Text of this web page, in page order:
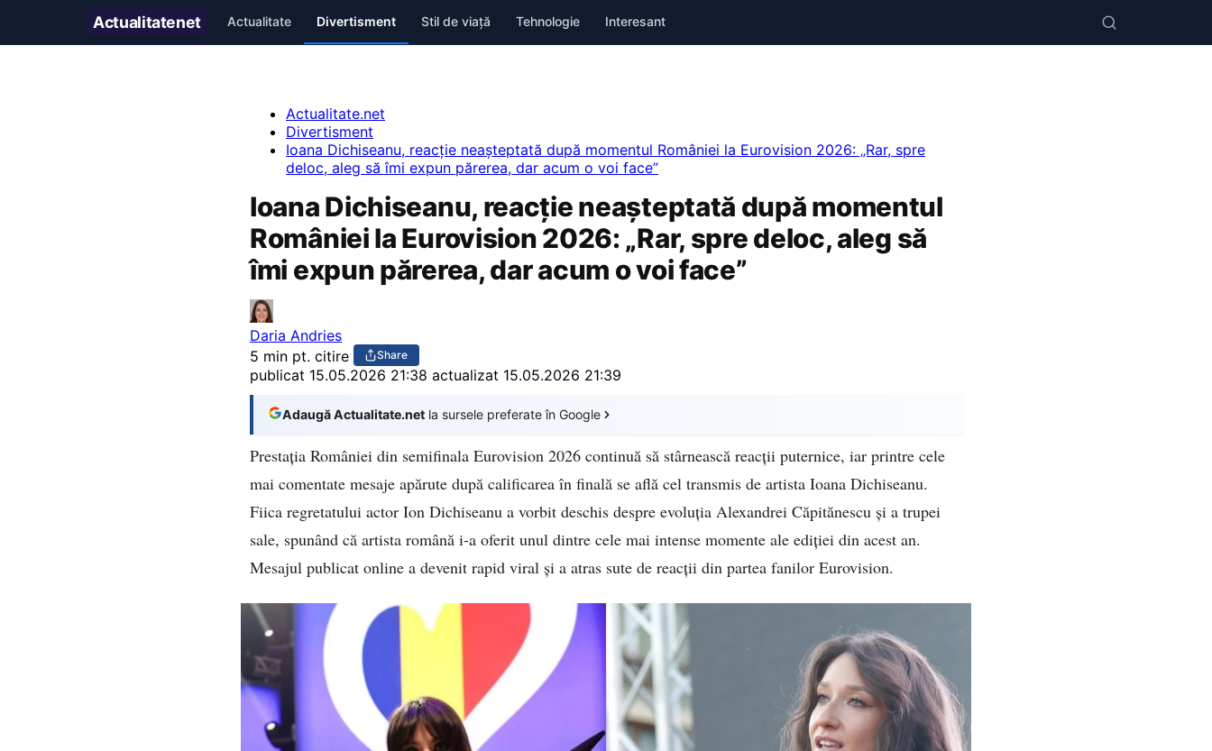
Actualitatenet Actualitate Divertisment Stil de viață Tehnologie Interesant
Actualitate.net
Divertisment
Ioana Dichiseanu, reacție neașteptată după momentul României la Eurovision 2026: „Rar, spre
deloc, aleg să îmi expun părerea, dar acum o voi face”
Ioana Dichiseanu, reacție neașteptată după momentul
României la Eurovision 2026: „Rar, spre deloc, aleg să
îmi expun părerea, dar acum o voi face”
Daria Andries
5 min pt. citire
Share
publicat 15.05.2026 21:38 actualizat 15.05.2026 21:39
Adaugă Actualitate.net la sursele preferate în Google
Prestația României din semifinala Eurovision 2026 continuă să stârnească reacții puternice, iar printre cele
mai comentate mesaje apărute după calificarea în finală se află cel transmis de artista Ioana Dichiseanu.
Fiica regretatului actor Ion Dichiseanu a vorbit deschis despre evoluția Alexandrei Căpitănescu și a trupei
sale, spunând că artista română i-a oferit unul dintre cele mai intense momente ale ediției din acest an.
Mesajul publicat online a devenit rapid viral și a atras sute de reacții din partea fanilor Eurovision.